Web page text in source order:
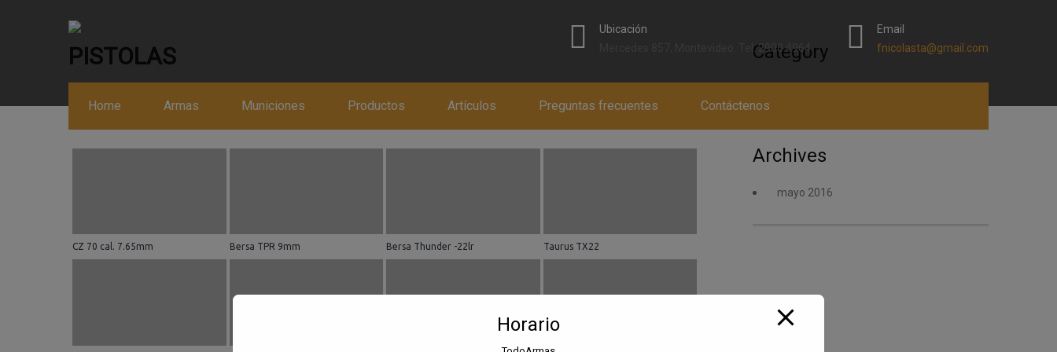
Ubicación
Mercedes 857, Montevideo. Tel. 2900 4964
Email
fnicolasta@gmail.com
Home Armas Municiones Productos Artículos Preguntas frecuentes Contáctenos
PISTOLAS
enero 31, 2024 No hay comentarios
CZ 70 cal. 7.65mm Bersa TPR 9mm Bersa Thunder -22lr Taurus TX22
Category
Archives
mayo 2016
Horario